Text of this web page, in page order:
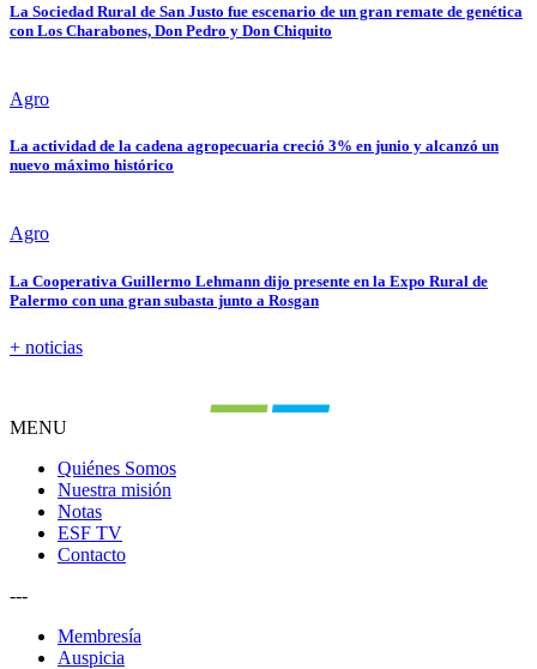
La Sociedad Rural de San Justo fue escenario de un gran remate de genética
con Los Charabones, Don Pedro y Don Chiquito
Agro
La actividad de la cadena agropecuaria creció 3% en junio y alcanzó un
nuevo máximo histórico
Agro
La Cooperativa Guillermo Lehmann dijo presente en la Expo Rural de
Palermo con una gran subasta junto a Rosgan
+ noticias
MENU
Quiénes Somos
Nuestra misión
Notas
ESF TV
Contacto
---
Membresía
Auspicia